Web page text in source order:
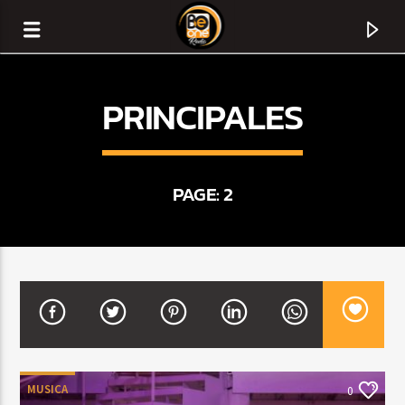
TITLE
ARTIST
PRINCIPALES
PAGE: 2
MUSICA 0